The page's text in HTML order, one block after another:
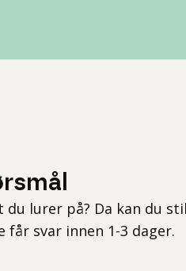
du lurer på? Da kan du
får svar innen 1-3 dager.